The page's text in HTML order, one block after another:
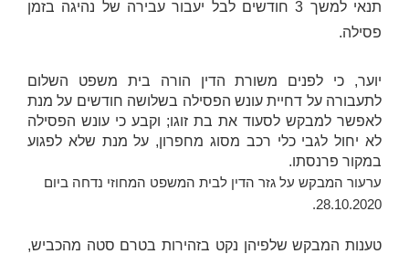
תנאי למשך 3 חודשים לבל יעבור עבירה של נהיגה בזמן
פסילה.
יוער, כי לפנים משורת הדין הורה בית משפט השלום
לתעבורה על דחיית עונש הפסילה בשלושה חודשים על מנת
לאפשר למבקש לסעוד את בת זוגו; וקבע כי עונש הפסילה
לא יחול לגבי כלי רכב מסוג מחפרון, על מנת שלא לפגוע
במקור פרנסתו.
ערעור המבקש על גזר הדין לבית המשפט המחוזי נדחה ביום
28.10.2020.
טענות המבקש שלפיהן נקט בזהירות בטרם סטה מהכביש,